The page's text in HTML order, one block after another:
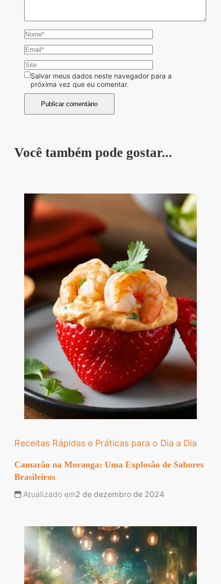
Salvar meus dados neste navegador para a
próxima vez que eu comentar.
Você também pode gostar...
Receitas Rápidas e Práticas para o Dia a Dia
Camarão na Moranga: Uma Explosão de Sabores
Brasileiros
Atualizado em2 de dezembro de 2024